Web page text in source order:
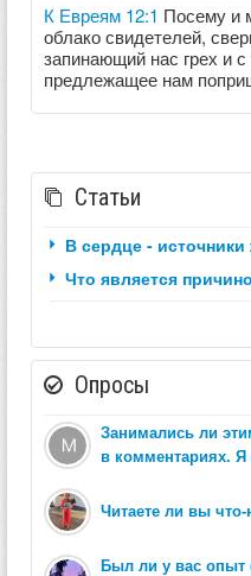
К Евреям 12:1 Посему и
облако свидетелей,
запинающий нас грех и
предлежащее нам
Статьи
В сердце - источники
Что является
Опросы
Занимались ли
в комментариях. Я
Читаете ли вы
Был ли у вас опыт